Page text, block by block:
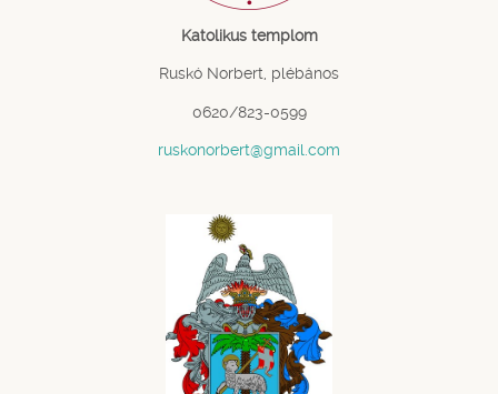
Katolikus templom
Ruskó Norbert, plébános
0620/823-0599
ruskonorbert@gmail.com